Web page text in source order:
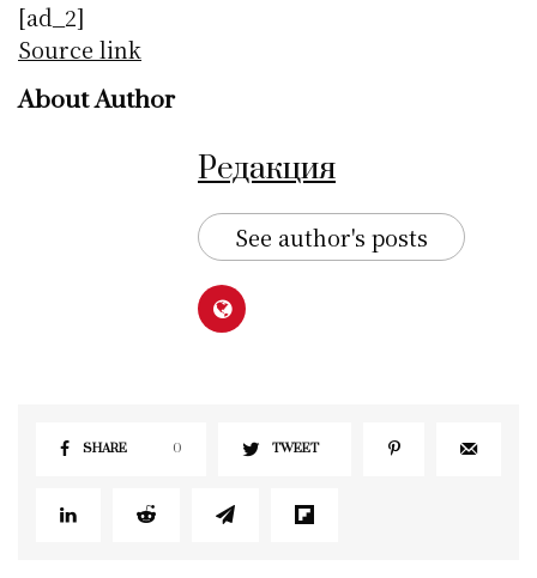
[ad_2]
Source link
About Author
Редакция
See author's posts
SHARE 0 TWEET